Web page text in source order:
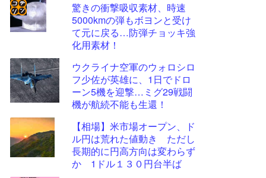
驚きの衝撃吸収素材、時速
5000kmの弾もボヨンと受け
て元に戻る…防弾チョッキ強
化用素材！
ウクライナ空軍のウォロシロ
フ少佐が英雄に、1日でドロ
ーン5機を迎撃…ミグ29戦闘
機が航続不能も生還！
【相場】米市場オープン、ド
ル円は荒れた値動き ただし
長期的に円高方向は変わらず
か 1ドル１３０円台半ば
コテ
- 固
定リ
ンク
ツー
ル